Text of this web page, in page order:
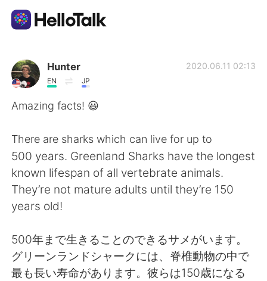
언어 교환 앱
AI Grammar Checker
English 简体中文
繁體中文
العربية Français
Deutsch 日本語
Hunter
EN JP
2020.06.11 02:13
Amazing facts! 😃
There are sharks which can live for up to
500 years. Greenland Sharks have the longest
known lifespan of all vertebrate animals.
They’re not mature adults until they’re 150
years old!
500年まで生きることのできるサメがいます。
グリーンランドシャークには、脊椎動物の中で
最も長い寿命があります。彼らは150歳になる